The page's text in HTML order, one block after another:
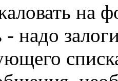
на
- надо